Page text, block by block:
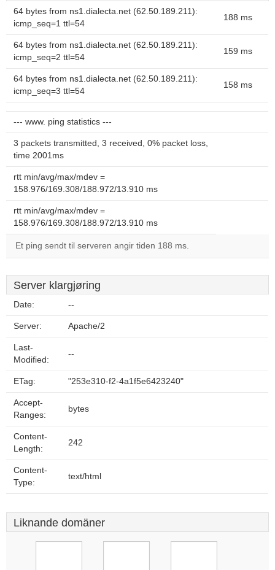
64 bytes from ns1.dialecta.net (62.50.189.211):
icmp_seq=1 ttl=54
188 ms
64 bytes from ns1.dialecta.net (62.50.189.211):
icmp_seq=2 ttl=54
159 ms
64 bytes from ns1.dialecta.net (62.50.189.211):
icmp_seq=3 ttl=54
158 ms
--- www. ping statistics ---
3 packets transmitted, 3 received, 0% packet loss,
time 2001ms
rtt min/avg/max/mdev =
158.976/169.308/188.972/13.910 ms
rtt min/avg/max/mdev =
158.976/169.308/188.972/13.910 ms
Et ping sendt til serveren angir tiden 188 ms.
Server klargjøring
Date: --
Server: Apache/2
Last-
Modified:
--
ETag: "253e310-f2-4a1f5e6423240"
Accept-
Ranges:
bytes
Content-
Length:
242
Content-
Type:
text/html
Liknande domäner